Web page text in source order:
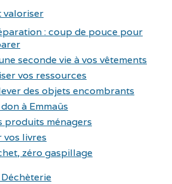
valoriser
: coup de pouce pour
seconde vie à vos vêtements
vos ressources
des objets encombrants
à Emmaüs
produits ménagers
vos livres
zéro gaspillage